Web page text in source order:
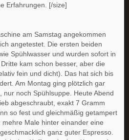
Erfahrungen. [/size]
am Samstag angekommen
angetestet. Die ersten beiden
Spühlwasser und wurden sofort in
kam schon besser, aber die
fein und dicht). Das hat sich bis
Am Montag ging plötzlich gar
nur noch Spühlsuppe. Heute Abend
abgeschraubt, exakt 7 Gramm
so fest und gleichmäßig getampert
Male hinter einander eine
ganz guter Espresso.